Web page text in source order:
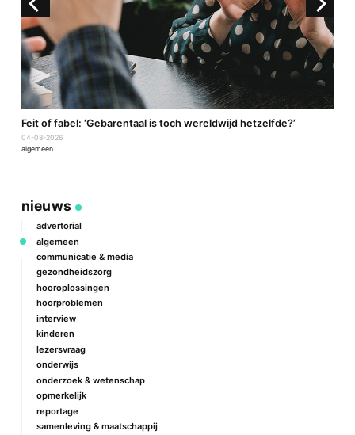
Feit of fabel: ‘Gebarentaal is toch wereldwijd hetzelfde?’
04-08-2026
algemeen
nieuws
advertorial
algemeen
communicatie & media
gezondheidszorg
hooroplossingen
hoorproblemen
interview
kinderen
lezersvraag
onderwijs
onderzoek & wetenschap
opmerkelijk
reportage
samenleving & maatschappij